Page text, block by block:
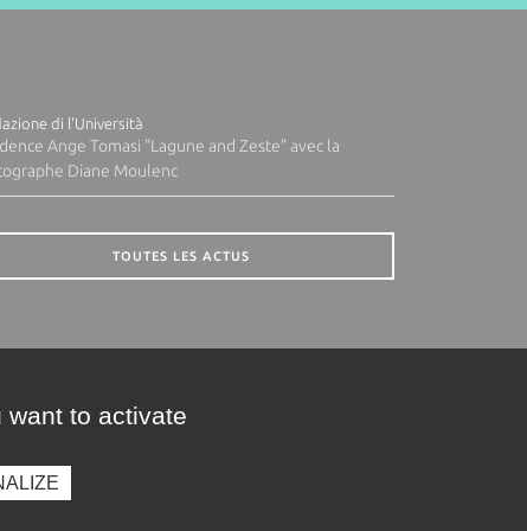
di l'Università
Ange Tomasi "Lagune and Zeste" avec la
Diane Moulenc
TOUTES LES ACTUS
to activate